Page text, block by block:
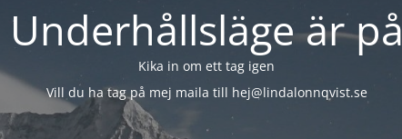
Underhållsläge är på
Kika in om ett tag igen
Vill du ha tag på mej maila till hej@lindalonnqvist.se